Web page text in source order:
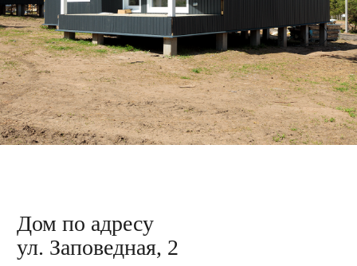
Подготовили материал для облицовки
каркаса металлосайдингом
Дом по адресу
ул. Заповедная, 6